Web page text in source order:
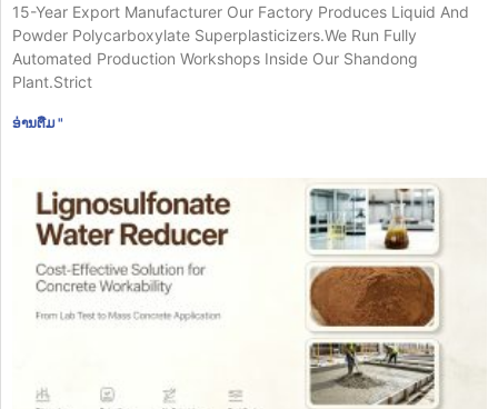
15-Year Export Manufacturer Our Factory Produces Liquid And
Powder Polycarboxylate Superplasticizers.We Run Fully
Automated Production Workshops Inside Our Shandong
Plant.Strict
ອ່ານ​ຕື່ມ "